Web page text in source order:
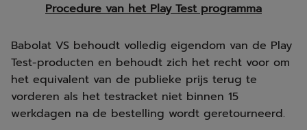
Procedure van het Play Test programma
Babolat VS behoudt volledig eigendom van de Play
Test-producten en behoudt zich het recht voor om
het equivalent van de publieke prijs terug te
vorderen als het testracket niet binnen 15
werkdagen na de bestelling wordt geretourneerd.